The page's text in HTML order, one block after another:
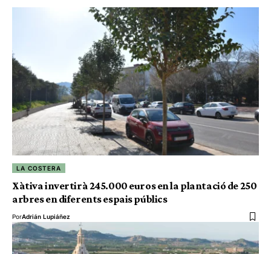
LA COSTERA
Xàtiva invertirà 245.000 euros en la plantació de 250
arbres en diferents espais públics
PorAdrián Lupiáñez